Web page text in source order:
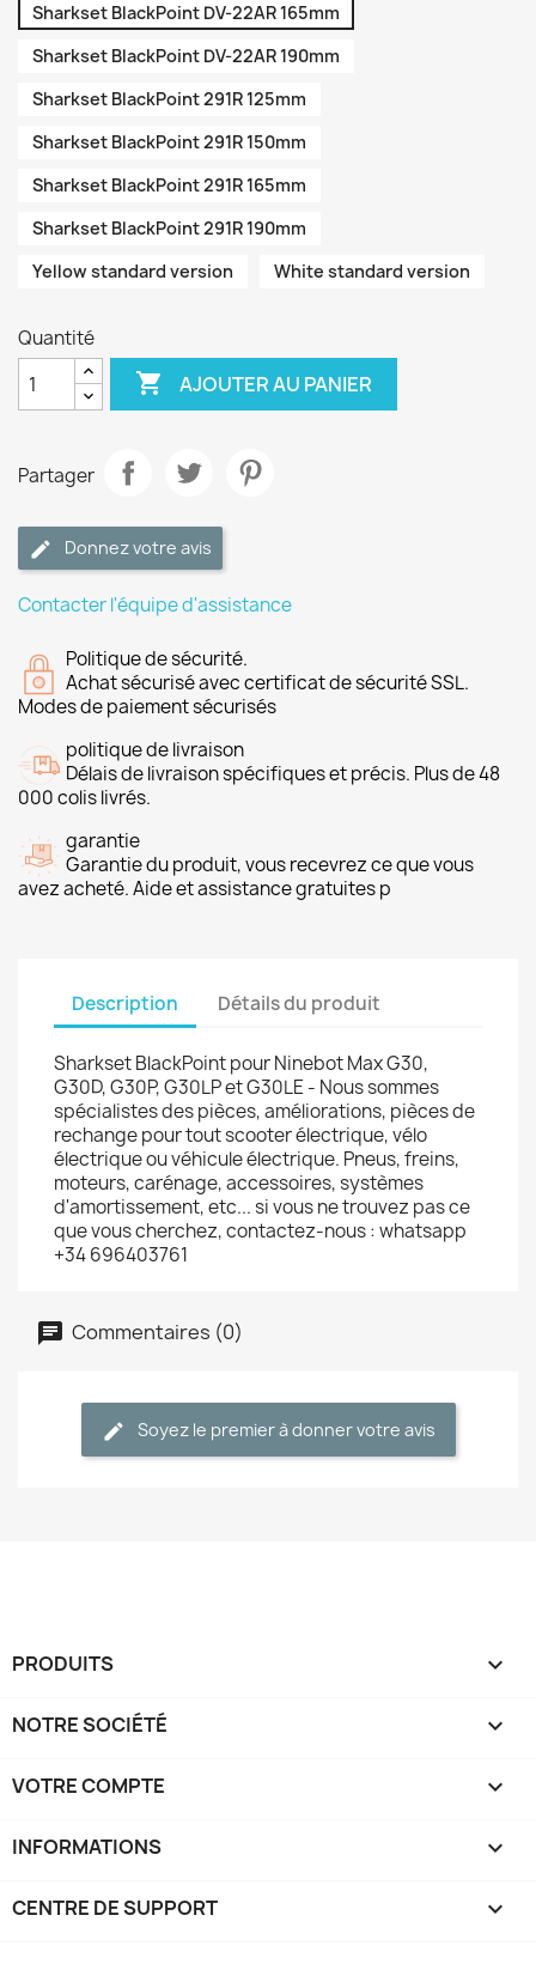
Sharkset BlackPoint DV-22AR 165mm
Sharkset BlackPoint DV-22AR 190mm
Sharkset BlackPoint 291R 125mm
Sharkset BlackPoint 291R 150mm
Sharkset BlackPoint 291R 165mm
Sharkset BlackPoint 291R 190mm
Yellow standard version
White standard version
Quantité
 AJOUTER AU PANIER
Partager
Donnez votre avis
Contacter l'équipe d'assistance
Politique de sécurité.
Achat sécurisé avec certificat de sécurité SSL.
Modes de paiement sécurisés
politique de livraison
Délais de livraison spécifiques et précis. Plus de 48
000 colis livrés.
garantie
Garantie du produit, vous recevrez ce que vous
avez acheté. Aide et assistance gratuites p
Description Détails du produit
Sharkset BlackPoint pour Ninebot Max G30,
G30D, G30P, G30LP et G30LE - Nous sommes
spécialistes des pièces, améliorations, pièces de
rechange pour tout scooter électrique, vélo
électrique ou véhicule électrique. Pneus, freins,
moteurs, carénage, accessoires, systèmes
d'amortissement, etc... si vous ne trouvez pas ce
que vous cherchez, contactez-nous : whatsapp
+34 696403761
Commentaires (0)
Soyez le premier à donner votre avis
PRODUITS 
NOTRE SOCIÉTÉ 
VOTRE COMPTE 
INFORMATIONS keyboard_arrow_down
CENTRE DE SUPPORT 